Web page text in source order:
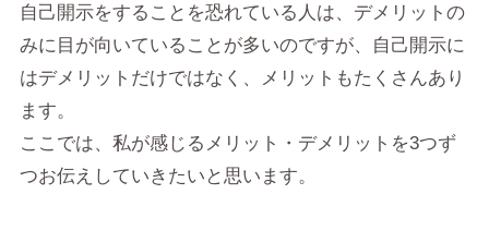
自己開示をすることを恐れている人は、デメリットの
みに目が向いていることが多いのですが、自己開示に
はデメリットだけではなく、メリットもたくさんあり
ます。
ここでは、私が感じるメリット・デメリットを3つず
つお伝えしていきたいと思います。